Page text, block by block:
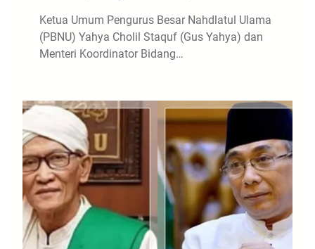
Ketua Umum Pengurus Besar Nahdlatul Ulama
(PBNU) Yahya Cholil Staquf (Gus Yahya) dan
Menteri Koordinator Bidang…